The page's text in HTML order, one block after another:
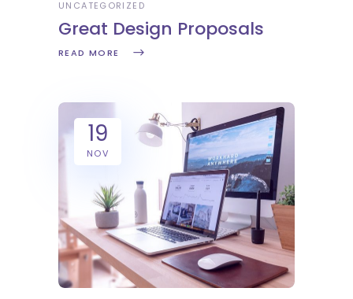
UNCATEGORIZED
Great Design Proposals
READ MORE
19
NOV